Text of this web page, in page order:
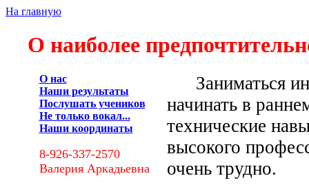
На главную
О наиболее
О нас
Наши результаты
Послушать учеников
Не только вокал...
Наши координаты
8-926-337-2570
Валерия Аркадьевна
Заниматься
начинать в
технические
высокого
очень трудно.